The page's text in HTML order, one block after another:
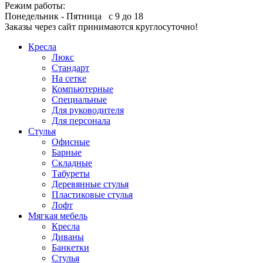
Режим работы:
Понедельник - Пятница с 9 до 18
Заказы через сайт принимаются круглосуточно!
Кресла
Люкс
Стандарт
На сетке
Компьютерные
Специальные
Для руководителя
Для персонала
Стулья
Офисные
Барные
Складные
Табуреты
Деревянные стулья
Пластиковые стулья
Лофт
Мягкая мебель
Кресла
Диваны
Банкетки
Стулья